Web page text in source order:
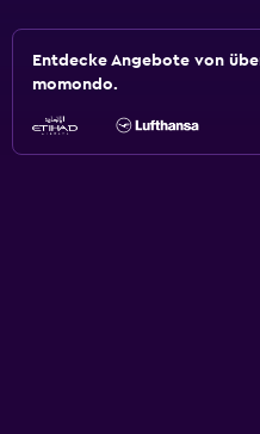
Entdecke Angebote von
momondo.